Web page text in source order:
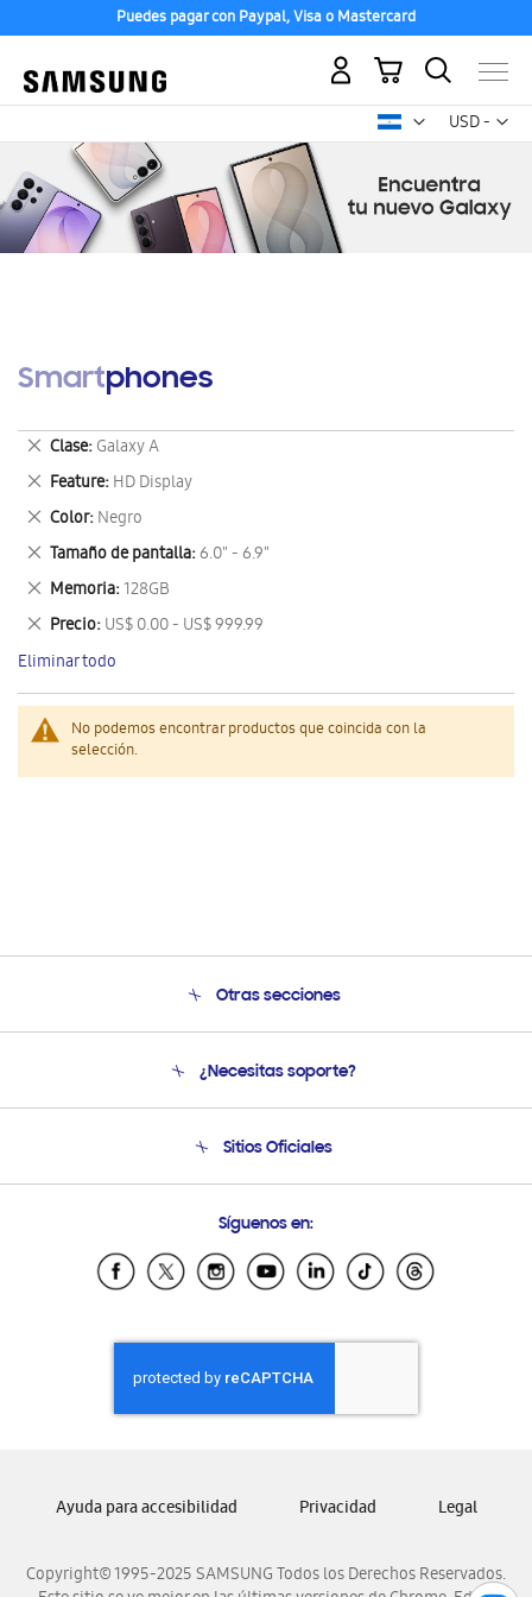
Puedes pagar con Paypal, Visa o Mastercard
USD -
dólar
Mi carrito
Smartphones
No podemos encontrar productos que coincida con la
selección.
Clase Galaxy A
Eliminar
este
artículo
Feature HD Display
Eliminar
este
artículo
Color Negro
Eliminar
este
artículo
Tamaño de pantalla 6.0" - 6.9"
Eliminar
este
artículo
Memoria 128GB
Eliminar
este
artículo
Precio US$ 0.00 - US$ 999.99
Eliminar
este
artículo
Eliminar todo
Otras secciones
Soporte
¿Necesitas soporte?
Soporte vía eMail
Sitios Oficiales
Samsung Ecuador
Samsung El Salvador
Samsung Honduras
Samsung Nicaragua
Samsung Panamá
Samsung Venezuela
Síguenos en:
Copyright© 1995-2025 SAMSUNG Todos los Derechos Reservados.
Ayuda para accesibilidad Privacidad Legal